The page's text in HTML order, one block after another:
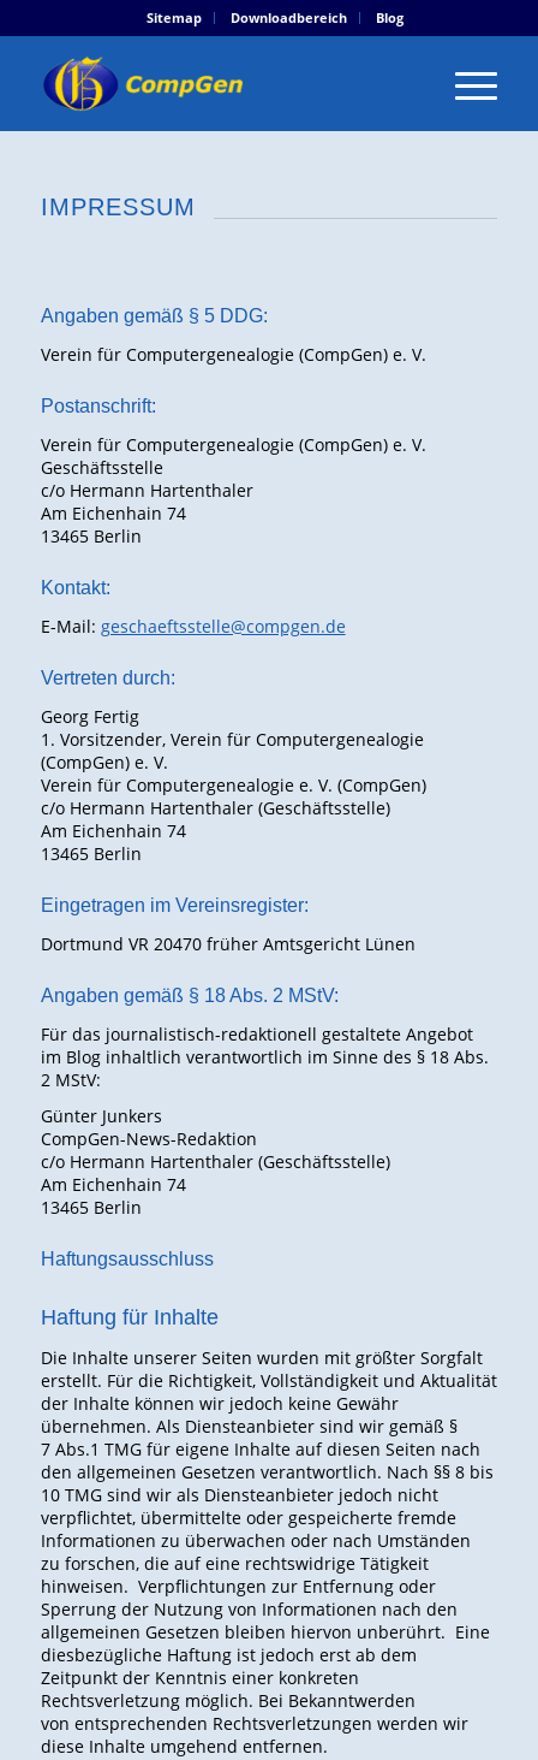
Sitemap Downloadbereich Blog
IMPRESSUM
Angaben gemäß § 5 DDG:
Verein für Computergenealogie (CompGen) e. V.
Postanschrift:
Verein für Computergenealogie (CompGen) e. V.
Geschäftsstelle
c/o Hermann Hartenthaler
Am Eichenhain 74
13465 Berlin
Kontakt:
E-Mail: geschaeftsstelle@compgen.de
Vertreten durch:
Georg Fertig
1. Vorsitzender, Verein für Computergenealogie
(CompGen) e. V.
Verein für Computergenealogie e. V. (CompGen)
c/o Hermann Hartenthaler (Geschäftsstelle)
Am Eichenhain 74
13465 Berlin
Eingetragen im Vereinsregister:
Dortmund VR 20470 früher Amtsgericht Lünen
Angaben gemäß § 18 Abs. 2 MStV:
Für das journalistisch-redaktionell gestaltete Angebot
im Blog inhaltlich verantwortlich im Sinne des § 18 Abs.
2 MStV:
Günter Junkers
CompGen-News-Redaktion
c/o Hermann Hartenthaler (Geschäftsstelle)
Am Eichenhain 74
13465 Berlin
Haftungsausschluss
Haftung für Inhalte
Die Inhalte unserer Seiten wurden mit größter Sorgfalt
erstellt. Für die Richtigkeit, Vollständigkeit und Aktualität
der Inhalte können wir jedoch keine Gewähr
übernehmen. Als Diensteanbieter sind wir gemäß §
7 Abs.1 TMG für eigene Inhalte auf diesen Seiten nach
den allgemeinen Gesetzen verantwortlich. Nach §§ 8 bis
10 TMG sind wir als Diensteanbieter jedoch nicht
verpflichtet, übermittelte oder gespeicherte fremde
Informationen zu überwachen oder nach Umständen
zu forschen, die auf eine rechtswidrige Tätigkeit
hinweisen. Verpflichtungen zur Entfernung oder
Sperrung der Nutzung von Informationen nach den
allgemeinen Gesetzen bleiben hiervon unberührt. Eine
diesbezügliche Haftung ist jedoch erst ab dem
Zeitpunkt der Kenntnis einer konkreten
Rechtsverletzung möglich. Bei Bekanntwerden
von entsprechenden Rechtsverletzungen werden wir
diese Inhalte umgehend entfernen.